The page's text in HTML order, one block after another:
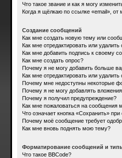
Что такое звание и как я могу
Когда я щёлкаю по ссылке «email»,
Создание сообщений
Как мне создать новую тему или
Как мне отредактировать или
Как мне добавить подпись к своему
Как мне создать опрос?
Почему я не могу добавить больше
Как мне отредактировать или удалить
Почему мне недоступны некоторые
Почему я не могу добавлять
Почему я получил предупреждение?
Как мне пожаловаться на сообщения
Что означает кнопка «Сохранить»
Почему моё сообщение требует
Как мне вновь поднять мою тему?
Форматирование сообщений и
Что такое BBCode?